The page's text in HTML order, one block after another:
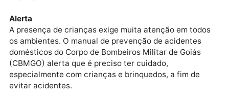
Móvel de Urgência (Samu) para a Unidade de Pronto
Atendimento (UPA) Pediátrica de Anápolis.
Na UPA, houve tentativa de reanimação do menino,
porém, foi constatada a morte. O garoto morava
mãe e o padrasto. A criança foi encontrada já